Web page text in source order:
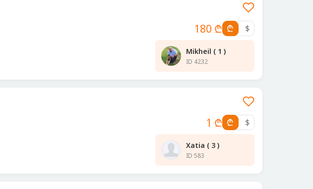
180 ₾ ₾ $
Mikheil ( 1 )
ID 4232
1 ₾ ₾ $
Xatia ( 3 )
ID 583